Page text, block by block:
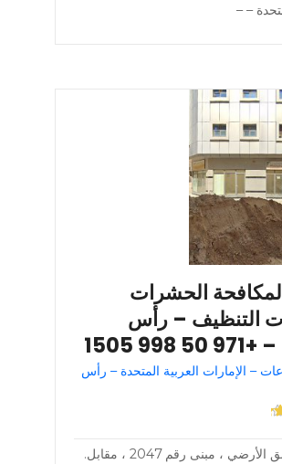
– –
لمكافحة الحشرات
التنظيف – رأس
998 1505
– الإمارات العربية المتحدة – رأس
الطابق الأرضي ، مبنى رقم 2047 ، مقابل.